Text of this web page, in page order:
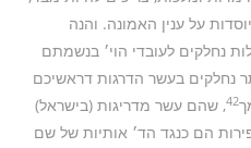
על ענין האמונה. והנה
נחלקים לעובדי הוי׳ בנשמתם
נחלקים בעשר הדרגות דראשיכם
42, שהם עשר מדריגות (בישראל)
הם כנגד הד׳ אותיות של שם